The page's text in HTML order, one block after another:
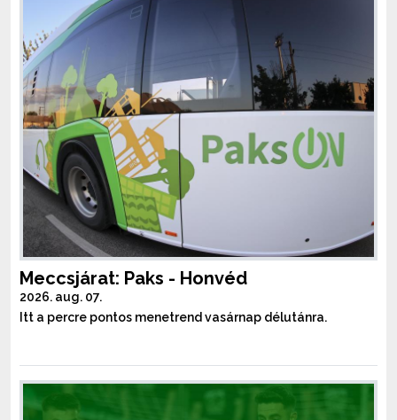
Meccsjárat: Paks - Honvéd
2026. aug. 07.
Itt a percre pontos menetrend vasárnap délutánra.